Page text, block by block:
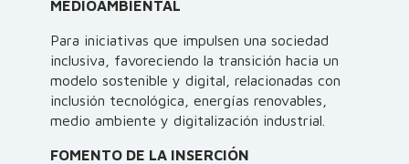
MEDIOAMBIENTAL
Para iniciativas que impulsen una sociedad
inclusiva, favoreciendo la transición hacia un
modelo sostenible y digital, relacionadas con
inclusión tecnológica, energías renovables,
medio ambiente y digitalización industrial.
FOMENTO DE LA INSERCIÓN